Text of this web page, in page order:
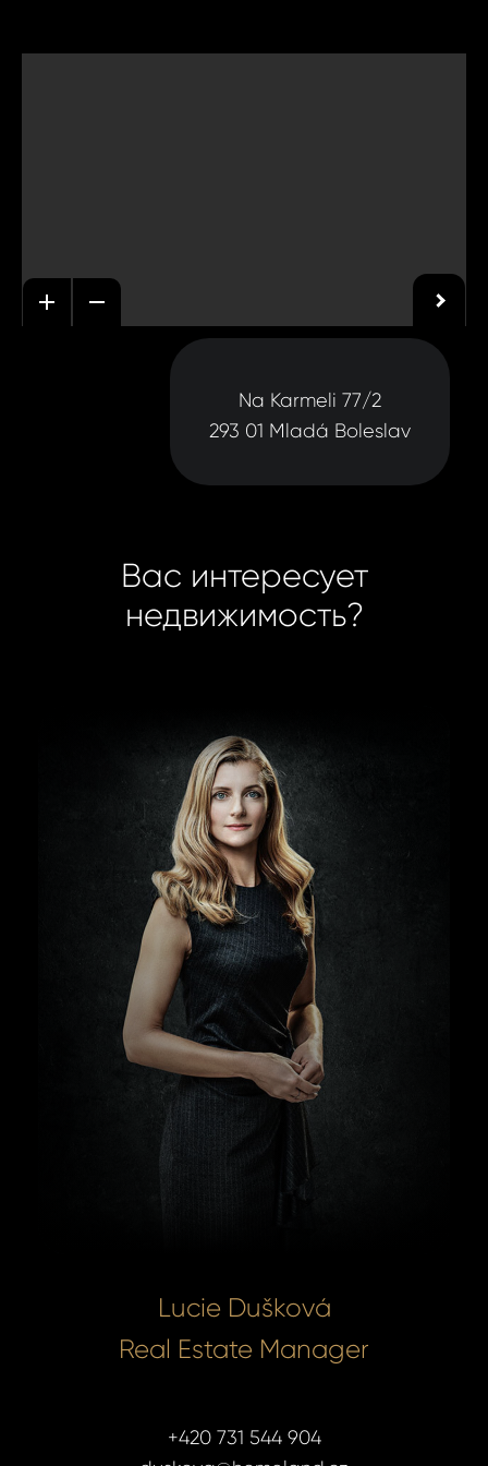
Na Karmeli 77/2
293 01 Mladá Boleslav
Вас интересует
недвижимость?
Lucie Dušková
Real Estate Manager
+420 731 544 904